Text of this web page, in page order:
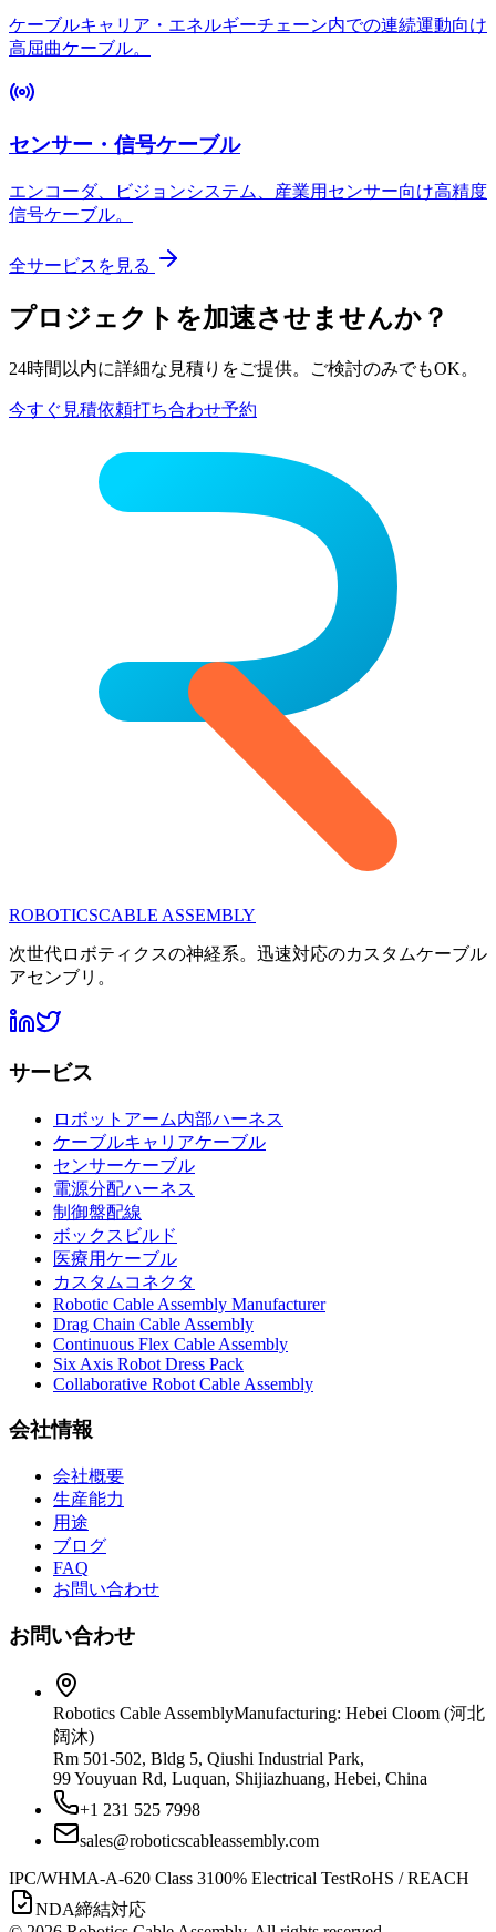
ケーブルキャリア・エネルギーチェーン内での連続運動向け
高屈曲ケーブル。
センサー・信号ケーブル
エンコーダ、ビジョンシステム、産業用センサー向け高精度
信号ケーブル。
全サービスを見る
プロジェクトを加速させませんか？
24時間以内に詳細な見積りをご提供。ご検討のみでもOK。
今すぐ見積依頼打ち合わせ予約
ROBOTICSCABLE ASSEMBLY
次世代ロボティクスの神経系。迅速対応のカスタムケーブル
アセンブリ。
サービス
ロボットアーム内部ハーネス
ケーブルキャリアケーブル
センサーケーブル
電源分配ハーネス
制御盤配線
ボックスビルド
医療用ケーブル
カスタムコネクタ
Robotic Cable Assembly Manufacturer
Drag Chain Cable Assembly
Continuous Flex Cable Assembly
Six Axis Robot Dress Pack
Collaborative Robot Cable Assembly
会社情報
会社概要
生産能力
用途
ブログ
FAQ
お問い合わせ
お問い合わせ
Robotics Cable AssemblyManufacturing: Hebei Cloom (河北
阔沐)
Rm 501-502, Bldg 5, Qiushi Industrial Park,
99 Youyuan Rd, Luquan, Shijiazhuang, Hebei, China
+1 231 525 7998
sales@roboticscableassembly.com
IPC/WHMA-A-620 Class 3100% Electrical TestRoHS / REACH
NDA締結対応